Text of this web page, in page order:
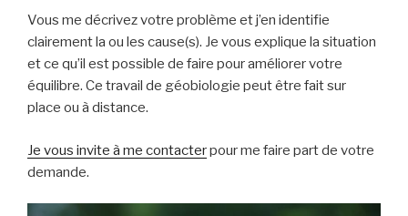
Vous me décrivez votre problème et j’en identifie
clairement la ou les cause(s). Je vous explique la situation
et ce qu’il est possible de faire pour améliorer votre
équilibre. Ce travail de géobiologie peut être fait sur
place ou à distance.
Je vous invite à me contacterpour me faire part de votre
demande.